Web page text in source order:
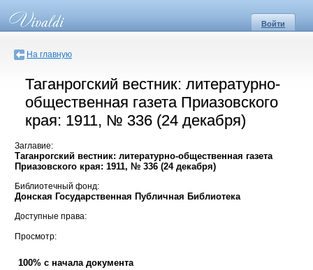
Войти
На главную
Таганрогский вестник: литературно-
общественная газета Приазовского
края: 1911, № 336 (24 декабря)
Заглавие:
Таганрогский вестник: литературно-общественная газета
Приазовского края: 1911, № 336 (24 декабря)
Библиотечный фонд:
Донская Государственная Публичная Библиотека
Доступные права:
Просмотр:
100% с начала документа